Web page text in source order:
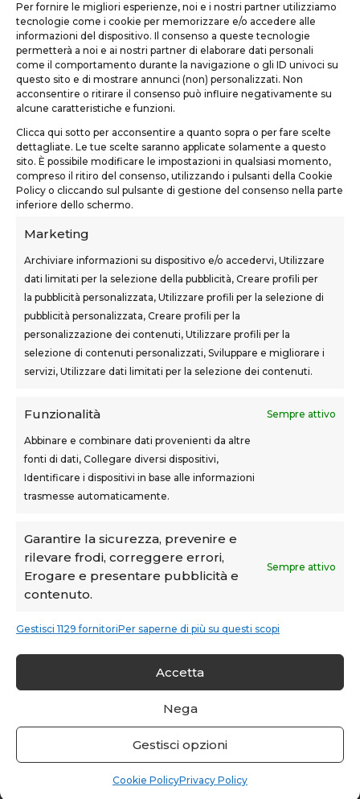
Per fornire le migliori esperienze, noi e i nostri partner utilizziamo
tecnologie come i cookie per memorizzare e/o accedere alle
informazioni del dispositivo. Il consenso a queste tecnologie
permetterà a noi e ai nostri partner di elaborare dati personali
come il comportamento durante la navigazione o gli ID univoci su
questo sito e di mostrare annunci (non) personalizzati. Non
acconsentire o ritirare il consenso può influire negativamente su
alcune caratteristiche e funzioni.
Clicca qui sotto per acconsentire a quanto sopra o per fare scelte
dettagliate. Le tue scelte saranno applicate solamente a questo
sito. È possibile modificare le impostazioni in qualsiasi momento,
compreso il ritiro del consenso, utilizzando i pulsanti della Cookie
Policy o cliccando sul pulsante di gestione del consenso nella parte
inferiore dello schermo.
Marketing
Archiviare informazioni su dispositivo e/o accedervi, Utilizzare
dati limitati per la selezione della pubblicità, Creare profili per
la pubblicità personalizzata, Utilizzare profili per la selezione di
pubblicità personalizzata, Creare profili per la
personalizzazione dei contenuti, Utilizzare profili per la
selezione di contenuti personalizzati, Sviluppare e migliorare i
servizi, Utilizzare dati limitati per la selezione dei contenuti.
Funzionalità Sempre attivo
Abbinare e combinare dati provenienti da altre
fonti di dati, Collegare diversi dispositivi,
Identificare i dispositivi in base alle informazioni
trasmesse automaticamente.
Garantire la sicurezza, prevenire e
rilevare frodi, correggere errori,
Erogare e presentare pubblicità e
contenuto.
Sempre attivo
Gestisci 1129 fornitoriPer saperne di più su questi scopi
Accetta
Nega
Gestisci opzioni
Cookie PolicyPrivacy Policy
TEKNOFORM SRL
Castelfranco di Sotto (PI)
teknoform@teknoform.it
SEDI CORSI
Sovigliana – Vinci
Via F.lli Cairoli, 12
Castelfranco di Sotto
Teknoform srl – p.iva 05765060487 – Cap. Soc. euro
10.000 – CCIAA Toscana Nord Ovest – n.isc. REA PI-
Teknoform è Centro Formativo AiFOS (C.F.A.)
Facebook
WhatsApp
LinkedIn
EmailTelegram
Copy